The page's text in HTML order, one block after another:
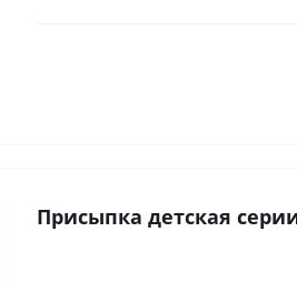
Присыпка детская